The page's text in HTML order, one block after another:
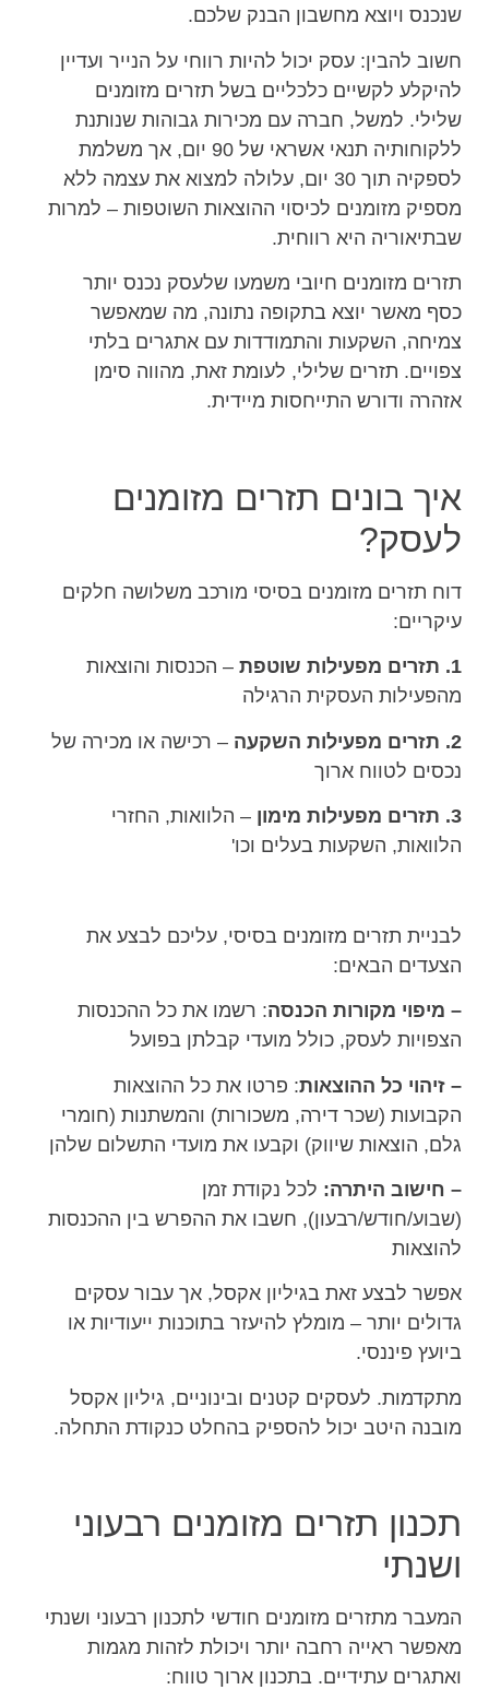
שנכנס ויוצא מחשבון הבנק שלכם.
חשוב להבין: עסק יכול להיות רווחי על הנייר ועדיין
להיקלע לקשיים כלכליים בשל תזרים מזומנים
שלילי. למשל, חברה עם מכירות גבוהות שנותנת
ללקוחותיה תנאי אשראי של 90 יום, אך משלמת
לספקיה תוך 30 יום, עלולה למצוא את עצמה ללא
מספיק מזומנים לכיסוי ההוצאות השוטפות – למרות
שבתיאוריה היא רווחית.
תזרים מזומנים חיובי משמעו שלעסק נכנס יותר
כסף מאשר יוצא בתקופה נתונה, מה שמאפשר
צמיחה, השקעות והתמודדות עם אתגרים בלתי
צפויים. תזרים שלילי, לעומת זאת, מהווה סימן
אזהרה ודורש התייחסות מיידית.
איך בונים תזרים מזומנים
לעסק?
דוח תזרים מזומנים בסיסי מורכב משלושה חלקים
עיקריים:
1. תזרים מפעילות שוטפת
– הכנסות והוצאות
מהפעילות העסקית הרגילה
2. תזרים מפעילות השקעה
– רכישה או מכירה של
נכסים לטווח ארוך
3. תזרים מפעילות מימון
– הלוואות, החזרי
הלוואות, השקעות בעלים וכו'
לבניית תזרים מזומנים בסיסי, עליכם לבצע את
הצעדים הבאים:
– מיפוי מקורות הכנסה: רשמו את כל ההכנסות
הצפויות לעסק, כולל מועדי קבלתן בפועל
– זיהוי כל ההוצאות: פרטו את כל ההוצאות
הקבועות (שכר דירה, משכורות) והמשתנות (חומרי
גלם, הוצאות שיווק) וקבעו את מועדי התשלום שלהן
– חישוב היתרה: לכל נקודת זמן
(שבוע/חודש/רבעון), חשבו את ההפרש בין ההכנסות
להוצאות
אפשר לבצע זאת בגיליון אקסל, אך עבור עסקים
גדולים יותר – מומלץ להיעזר בתוכנות ייעודיות או
ביועץ פיננסי.
מתקדמות. לעסקים קטנים ובינוניים, גיליון אקסל
מובנה היטב יכול להספיק בהחלט כנקודת התחלה.
תכנון תזרים מזומנים רבעוני
ושנתי
המעבר מתזרים מזומנים חודשי לתכנון רבעוני ושנתי
מאפשר ראייה רחבה יותר ויכולת לזהות מגמות
ואתגרים עתידיים. בתכנון ארוך טווח: